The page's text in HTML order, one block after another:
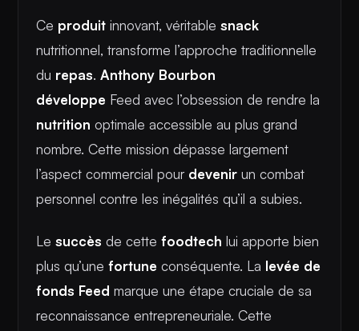
Ce produit innovant, véritable snack
nutritionnel, transforme l’approche traditionnelle
du repas. Anthony Bourbon
développe Feed avec l’obsession de rendre la
nutrition optimale accessible au plus grand
nombre. Cette mission dépasse largement
l’aspect commercial pour devenir un combat
personnel contre les inégalités qu’il a subies.
Le succès de cette foodtech lui apporte bien
plus qu’une fortune conséquente. La levée de
fonds Feed marque une étape cruciale de sa
reconnaissance entrepreneuriale. Cette